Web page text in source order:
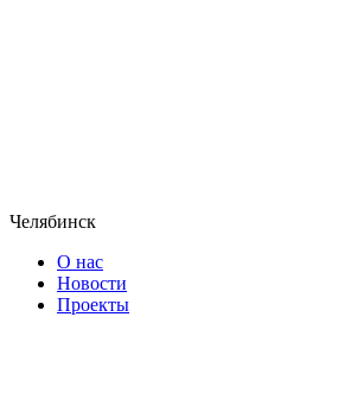
Челябинск
О нас
Новости
Проекты